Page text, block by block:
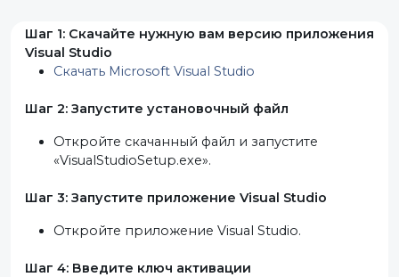
Шаг 1: Скачайте нужную вам версию приложения
Visual Studio
Скачать Microsoft Visual Studio
Шаг 2: Запустите установочный файл
Откройте скачанный файл и запустите
«VisualStudioSetup.exe».
Шаг 3: Запустите приложение Visual Studio
Откройте приложение Visual Studio.
Шаг 4: Введите ключ активации